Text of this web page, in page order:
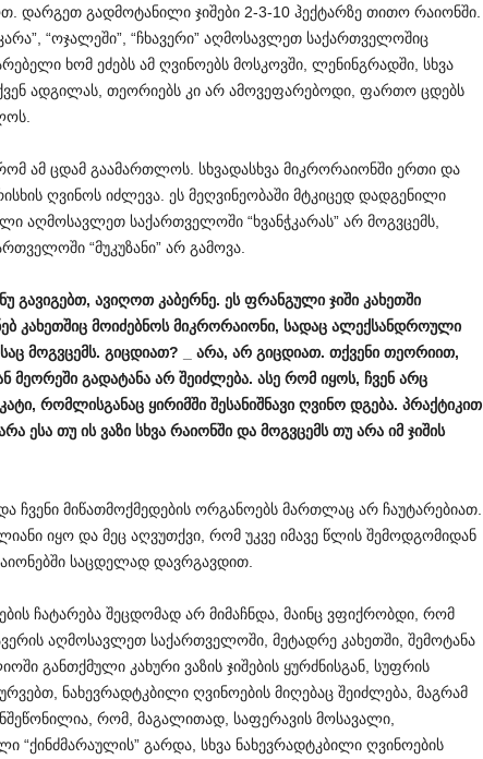
დარგეთ გადმოტანილი ჯიშები 2-3-10 ჰექტარზე თითო რაიონში.
“ოჯალეში”, “ჩხავერი” აღმოსავლეთ საქართველოშიც
ხომ ეძებს ამ ღვინოებს მოსკოვში, ლენინგრადში, სხვა
ადგილას, თეორიებს კი არ ამოვეფარებოდი, ფართო ცდებს
ამ ცდამ გაამართლოს. სხვადასხვა მიკრორაიონში ერთი და
ღვინოს იძლევა. ეს მეღვინეობაში მტკიცედ დადგენილი
აღმოსავლეთ საქართველოში “ხვანჭკარას” არ მოგვცემს,
“მუკუზანი” არ გამოვა.
ნუ გავიგებთ, ავიღოთ კაბერნე. ეს ფრანგული ჯიში კახეთში
კახეთშიც მოიძებნოს მიკრორაიონი, სადაც ალექსანდროული
მოგვცემს. გიცდიათ? _ არა, არ გიცდიათ. თქვენი თეორიით,
მეორეში გადატანა არ შეიძლება. ასე რომ იყოს, ჩვენ არც
რომლისგანაც ყირიმში შესანიშნავი ღვინო დგება. პრაქტიკით
ესა თუ ის ვაზი სხვა რაიონში და მოგვცემს თუ არა იმ ჯიშის
ჩვენი მიწათმოქმედების ორგანოებს მართლაც არ ჩაუტარებიათ.
იყო და მეც აღვუთქვი, რომ უკვე იმავე წლის შემოდგომიდან
საცდელად დავრგავდით.
ჩატარება შეცდომად არ მიმაჩნდა, მაინც ვფიქრობდი, რომ
აღმოსავლეთ საქართველოში, მეტადრე კახეთში, შემოტანა
განთქმული კახური ვაზის ჯიშების ყურძნისგან, სუფრის
ნახევრადტკბილი ღვინოების მიღებაც შეიძლება, მაგრამ
რომ, მაგალითად, საფერავის მოსავალი,
“ქინძმარაულის” გარდა, სხვა ნახევრადტკბილი ღვინოების